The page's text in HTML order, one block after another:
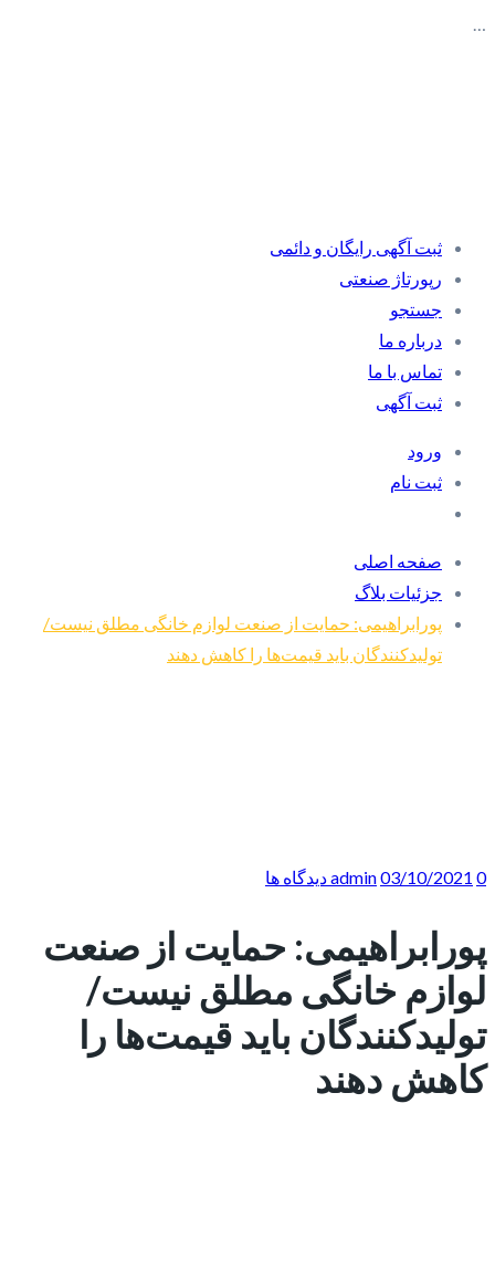
…
ثبت آگهی رایگان و دائمی
رپورتاژ صنعتی
جستجو
درباره ما
تماس با ما
ثبت آگهی
ورود
ثبت نام
صفحه اصلی
جزئیات بلاگ
پورابراهیمی: حمایت از صنعت لوازم خانگی مطلق نیست/
تولیدکنندگان باید قیمت‌ها را کاهش دهند
admin03/10/2021 0 دیدگاه ها
پورابراهیمی: حمایت از صنعت
لوازم خانگی مطلق نیست/
تولیدکنندگان باید قیمت‌ها را
کاهش دهند